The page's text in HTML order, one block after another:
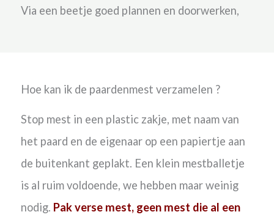
Via een beetje goed plannen en doorwerken,
Hoe kan ik de paardenmest verzamelen ?
Stop mest in een plastic zakje, met naam van
het paard en de eigenaar op een papiertje aan
de buitenkant geplakt. Een klein mestballetje
is al ruim voldoende, we hebben maar weinig
nodig. Pak verse mest, geen mest die al een